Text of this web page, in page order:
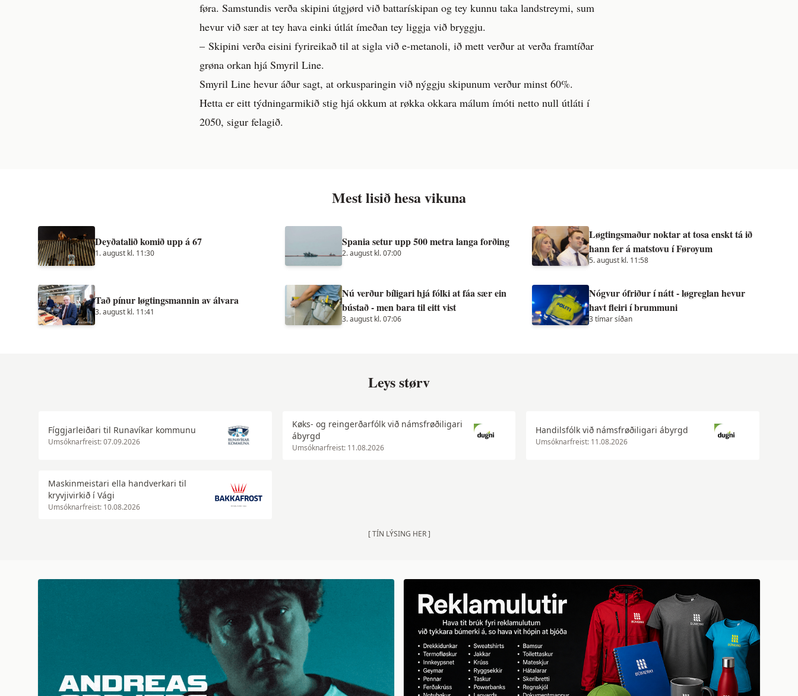
føra. Samstundis verða skipini útgjørd við battarískipan og tey kunnu taka landstreymi, sum
hevur við sær at tey hava einki útlát ímeðan tey liggja við bryggju.
– Skipini verða eisini fyrireikað til at sigla við e-metanoli, ið mett verður at verða framtíðar
grøna orkan hjá Smyril Line.
Smyril Line hevur áður sagt, at orkusparingin við nýggju skipunum verður minst 60%.
Hetta er eitt týdningarmikið stig hjá okkum at røkka okkara málum ímóti netto null útláti í
2050, sigur felagið.
Mest lisið hesa vikuna
Deyðatalið komið upp á 67
1. august kl. 11:30
Spania setur upp 500 metra langa forðing
2. august kl. 07:00
Løgtingsmaður noktar at tosa enskt tá ið
hann fer á matstovu í Føroyum
5. august kl. 11:58
Tað pínur løgtingsmannin av álvara
3. august kl. 11:41
Nú verður bíligari hjá fólki at fáa sær ein
bústað - men bara til eitt vist
3. august kl. 07:06
Nógvur ófriður í nátt - løgreglan hevur
havt fleiri í brummuni
3 tímar síðan
Leys størv
Fíggjarleiðari til Runavíkar kommunu
Umsóknarfreist: 07.09.2026
Køks- og reingerðarfólk við námsfrøðiligari
ábyrgd
Umsóknarfreist: 11.08.2026
Handilsfólk við námsfrøðiligari ábyrgd
Umsóknarfreist: 11.08.2026
Maskinmeistari ella handverkari til
kryvjivirkið í Vági
Umsóknarfreist: 10.08.2026
[ TÍN LÝSING HER ]